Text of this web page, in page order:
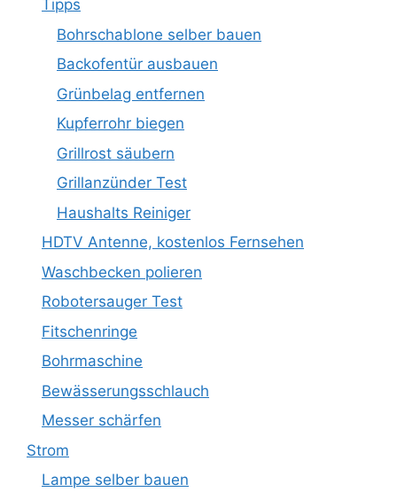
Tipps
Bohrschablone selber bauen
Backofentür ausbauen
Grünbelag entfernen
Kupferrohr biegen
Grillrost säubern
Grillanzünder Test
Haushalts Reiniger
HDTV Antenne, kostenlos Fernsehen
Waschbecken polieren
Robotersauger Test
Fitschenringe
Bohrmaschine
Bewässerungsschlauch
Messer schärfen
Strom
Lampe selber bauen